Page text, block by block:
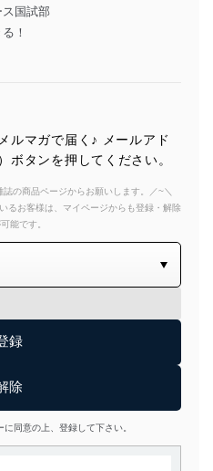
国試部
！
ルマガで届く♪ メールアド
ボタンを押してください。
の商品ページからお願いします。／~＼
るお客様は、マイページからも登録・解除
能です。
同意の上、登録して下さい。